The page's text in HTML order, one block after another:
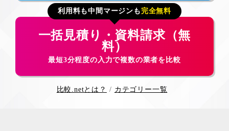
利用料も中間マージンも 完全無料
一括見積り・資料請求（無
料）
最短3分程度の入力で複数の業者を比較
比較.netとは？ カテゴリー一覧